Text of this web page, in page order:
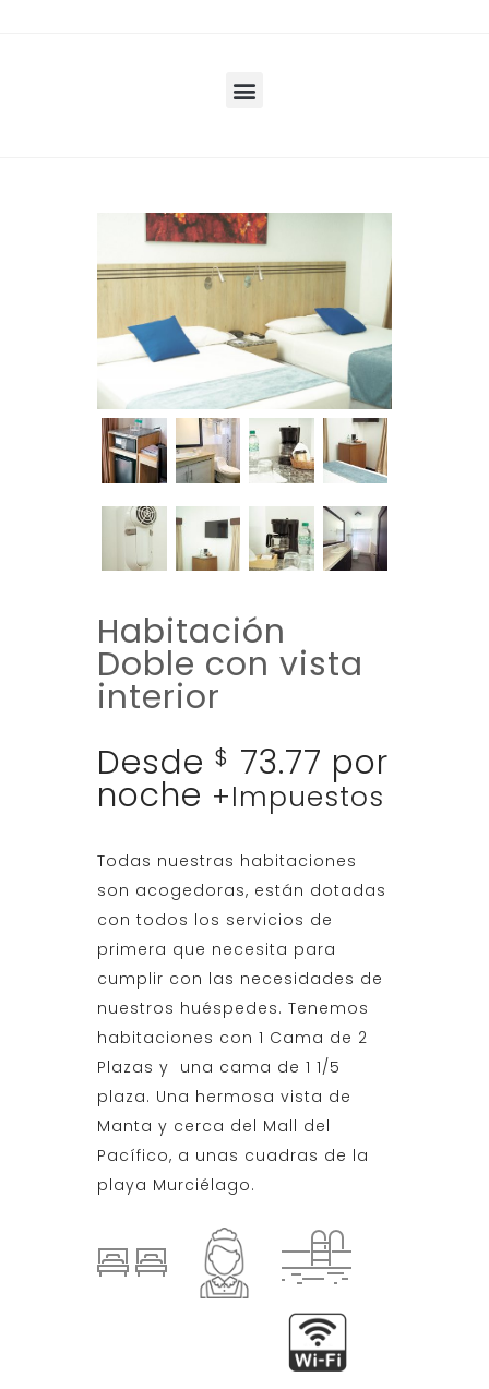
Habitación
Doble con vista
interior
Desde $ 73.77 por
noche +Impuestos
Todas nuestras habitaciones
son acogedoras, están dotadas
con todos los servicios de
primera que necesita para
cumplir con las necesidades de
nuestros huéspedes. Tenemos
habitaciones con 1 Cama de 2
Plazas y una cama de 1 1/5
plaza. Una hermosa vista de
Manta y cerca del Mall del
Pacífico, a unas cuadras de la
playa Murciélago.